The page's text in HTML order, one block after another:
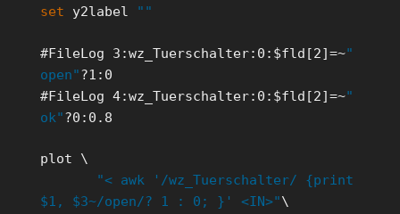
set y2label ""
#FileLog 3:wz_Tuerschalter:0:$fld[2]=~"
open"?1:0
#FileLog 4:wz_Tuerschalter:0:$fld[2]=~"
ok"?0:0.8
plot \
"< awk '/wz_Tuerschalter/ {print
$1, $3~/open/? 1 : 0; }' <IN>"\